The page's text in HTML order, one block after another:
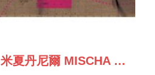
米夏丹尼爾 MISCHA DANIELS